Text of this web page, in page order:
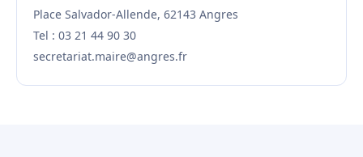
Place Salvador-Allende, 62143 Angres
Tel : 03 21 44 90 30
secretariat.maire@angres.fr